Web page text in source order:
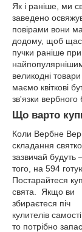
Як і раніше, ми
заведено
повірами вони
додому, щоб
пучки раніше
великодні
маємо квіткові
зв'язки вербного
Що варто
Коли Вербне
складання
зазвичай будуть
того, на 594
Постарайтеся
свята.
Якщо ви
збираєтеся піч
кулителів
то потрібно